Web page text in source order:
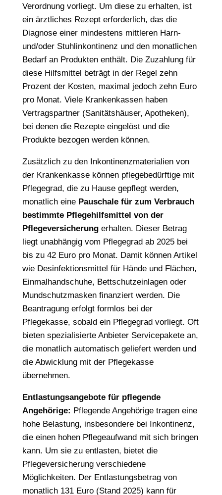
Verordnung vorliegt. Um diese zu erhalten, ist
ein ärztliches Rezept erforderlich, das die
Diagnose einer mindestens mittleren Harn-
und/oder Stuhlinkontinenz und den monatlichen
Bedarf an Produkten enthält. Die Zuzahlung für
diese Hilfsmittel beträgt in der Regel zehn
Prozent der Kosten, maximal jedoch zehn Euro
pro Monat. Viele Krankenkassen haben
Vertragspartner (Sanitätshäuser, Apotheken),
bei denen die Rezepte eingelöst und die
Produkte bezogen werden können.
Zusätzlich zu den Inkontinenzmaterialien von
der Krankenkasse können pflegebedürftige mit
Pflegegrad, die zu Hause gepflegt werden,
monatlich eine Pauschale für zum Verbrauch
bestimmte Pflegehilfsmittel von der
Pflegeversicherungerhalten. Dieser Betrag
liegt unabhängig vom Pflegegrad ab 2025 bei
bis zu 42 Euro pro Monat. Damit können Artikel
wie Desinfektionsmittel für Hände und Flächen,
Einmalhandschuhe, Bettschutzeinlagen oder
Mundschutzmasken finanziert werden. Die
Beantragung erfolgt formlos bei der
Pflegekasse, sobald ein Pflegegrad vorliegt. Oft
bieten spezialisierte Anbieter Servicepakete an,
die monatlich automatisch geliefert werden und
die Abwicklung mit der Pflegekasse
übernehmen.
Entlastungsangebote für pflegende
Angehörige: Pflegende Angehörige tragen eine
hohe Belastung, insbesondere bei Inkontinenz,
die einen hohen Pflegeaufwand mit sich bringen
kann. Um sie zu entlasten, bietet die
Pflegeversicherung verschiedene
Möglichkeiten. Der Entlastungsbetrag von
monatlich 131 Euro (Stand 2025) kann für